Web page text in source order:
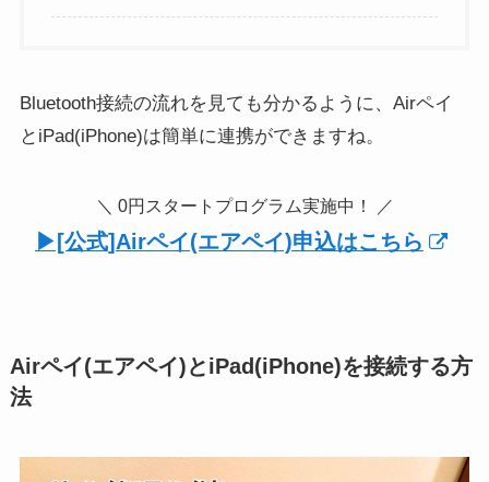
Bluetooth接続の流れを見ても分かるように、Airペイ
とiPad(iPhone)は簡単に連携ができますね。
＼ 0円スタートプログラム実施中！ ／
▶︎[公式]Airペイ(エアペイ)申込はこちら
Airペイ(エアペイ)とiPad(iPhone)を接続する方
法